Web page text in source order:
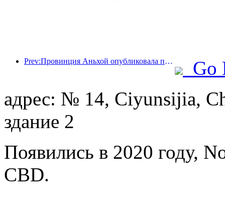
Prev:Провинция Аньхой опубликовала проект «15-го пятилетнего плана», направленный на развитие индустрии культурного туризма в качестве одной из ключевых отраслей экономики.
Go
адрес: № 14, Ciyunsijia,
здание 2
Появились в 2020 году,
CBD.